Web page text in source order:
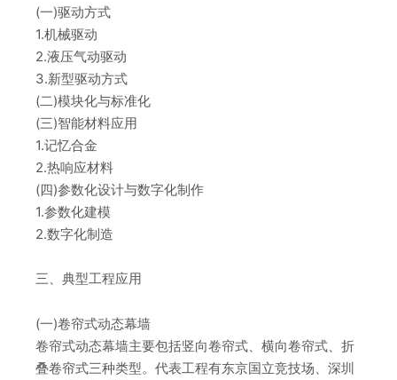
(一)驱动方式
1.机械驱动
2.液压气动驱动
3.新型驱动方式
(二)模块化与标准化
(三)智能材料应用
1.记忆合金
2.热响应材料
(四)参数化设计与数字化制作
1.参数化建模
2.数字化制造
三、典型工程应用
(一)卷帘式动态幕墙
卷帘式动态幕墙主要包括竖向卷帘式、横向卷帘式、折
叠卷帘式三种类型。代表工程有东京国立竞技场、深圳